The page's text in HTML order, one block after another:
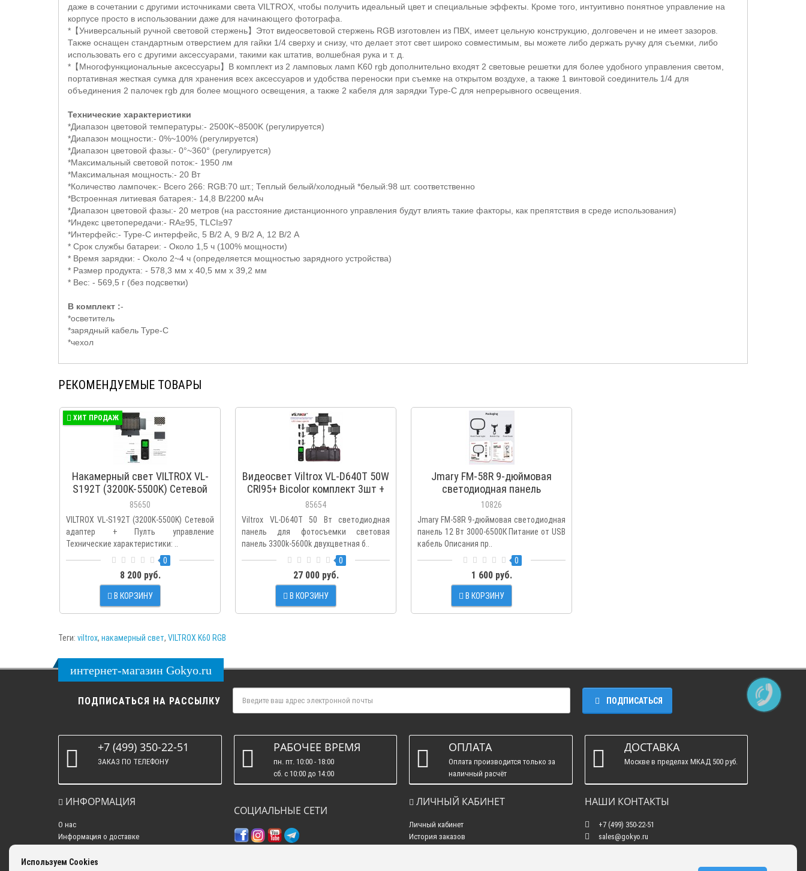
даже в сочетании с другими источниками света VILTROX , чтобы получить идеальный цвет и специальные эффекты. Кроме того, интуитивно понятное управление на
корпусе просто в использовании даже для начинающего фотографа.
* 【Универсальный ручной световой стержень】 Этотвидеосветовой стержень RGB изготовлен из ПВХ, имеет цельную конструкцию, долговечен и не имеет зазоров.
Также оснащен стандартным отверстием для гайки 1/4 сверху и снизу, что делает этот свет широко совместимым, вы можете либо держать ручку для съемки, либо
использовать его с другими аксессуарами, такими как штатив, волшебная рука и т. д.
* 【Многофункциональные аксессуары】 В комплект из 2 ламповых ламп K60 rgb дополнительно входят 2 световые решетки для более удобного управления светом,
портативная жесткая сумка для хранения всех аксессуаров и удобства переноски при съемке на открытом воздухе, а также 1 винтовой соединитель 1/4 для
объединения 2 палочек rgb для более мощного освещения, а также 2 кабеля для зарядки Type-C для непрерывного освещения.
Технические характеристики
*Диапазон цветовой температуры:- 2500K~8500K (регулируется)
*Диапазон мощности:- 0%~100% (регулируется)
*Диапазон цветовой фазы:- 0°~360° (регулируется)
*Максимальный световой поток:- 1950 лм
*Максимальная мощность:- 20 Вт
*Количество лампочек:- Всего 266: RGB:70 шт.; Теплый белый/холодный *белый:98 шт. соответственно
*Встроенная литиевая батарея:- 14,8 В/2200 мАч
*Диапазон цветовой фазы:- 20 метров (на расстояние дистанционного управления будут влиять такие факторы, как препятствия в среде использования)
*Индекс цветопередачи:- RA≥95, TLCI≥97
*Интерфейс:- Type-C интерфейс, 5 В/2 А, 9 В/2 А, 12 В/2 А
* Срок службы батареи: - Около 1,5 ч (100% мощности)
* Время зарядки: - Около 2~4 ч (определяется мощностью зарядного устройства)
* Размер продукта: - 578,3 мм x 40,5 мм x 39,2 мм
* Вес: - 569,5 г (без подсветки)
В комплект :-
*осветитель
*зарядный кабель Type-C
*чехол
РЕКОМЕНДУЕМЫЕ ТОВАРЫ
ХИТ ПРОДАЖ
Накамерный свет VILTROX VL-
S192T (3200K-5500K) Сетевой
адаптер + Пулть управление
85650
VILTROX VL-S192T (3200K-5500K) Сетевой
адаптер + Пулть управление
Технические характеристики: ..
0
8 200 руб.
В КОРЗИНУ
Видеосвет Viltrox VL-D640T 50W
CRI95+ Bicolor комплект 3шт +
стойки
85654
Viltrox VL-D640T 50 Вт светодиодная
панель для фотосъемки световая
панель 3300k-5600k двухцветная б..
0
27 000 руб.
В КОРЗИНУ
Jmary FM-58R 9-дюймовая
светодиодная панель
10826
Jmary FM-58R 9-дюймовая светодиодная
панель 12 Вт 3000-6500К Питание от USB
кабель Описания пр..
0
1 600 руб.
В КОРЗИНУ
Теги: viltrox, накамерный свет, VILTROX K60 RGB
интернет-магазин Gokyo.ru
ПОДПИСАТЬСЯ НА РАССЫЛКУ ПОДПИСАТЬСЯ
+7 (499) 350-22-51
ЗАКАЗ ПО ТЕЛЕФОНУ
РАБОЧЕЕ ВРЕМЯ
пн. пт. 10:00 - 18:00
сб. c 10:00 до 14:00
вс. : выходные.
ОПЛАТА
Оплата производится только за
наличный расчёт
ДОСТАВКА
Москве в пределах МКАД 500 руб.
ИНФОРМАЦИЯ
О нас
Информация о доставке
Контакты
СОЦИАЛЬНЫЕ СЕТИ
ЛИЧНЫЙ КАБИНЕТ
Личный кабинет
История заказов
НАШИ КОНТАКТЫ
+7 (499) 350-22-51
sales@gokyo.ru
Используем Cookies